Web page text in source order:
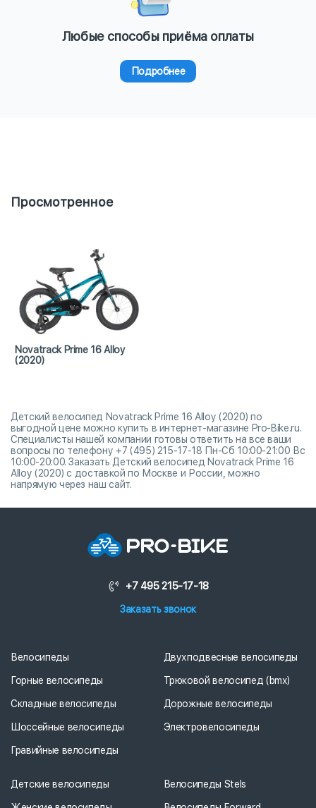
Любые способы приёма оплаты
Подробнее
Просмотренное
Novatrack Prime 16 Alloy
(2020)
Детский велосипед Novatrack Prime 16 Alloy (2020) по
выгодной цене можно купить в интернет-магазине Pro-Bike.ru.
Специалисты нашей компании готовы ответить на все ваши
вопросы по телефону +7 (495) 215-17-18 Пн-Сб 10:00-21:00 Вс
10:00-20:00. Заказать Детский велосипед Novatrack Prime 16
Alloy (2020) с доставкой по Москве и России, можно
напрямую через наш сайт.
+7 495 215-17-18
Заказать звонок
Велосипеды
Горные велосипеды
Складные велосипеды
Шоссейные велосипеды
Гравийные велосипеды
Двухподвесные велосипеды
Трюковой велосипед (bmx)
Дорожные велосипеды
Электровелосипеды
Детские велосипеды Велосипеды Stels